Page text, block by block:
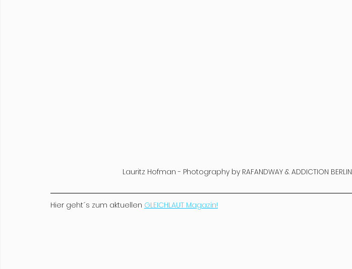
Lauritz Hofman - Photography by RAFANDWAY & ADDICTION BERLIN
Hier geht´s zum aktuellen GLEICHLAUT Magazin!